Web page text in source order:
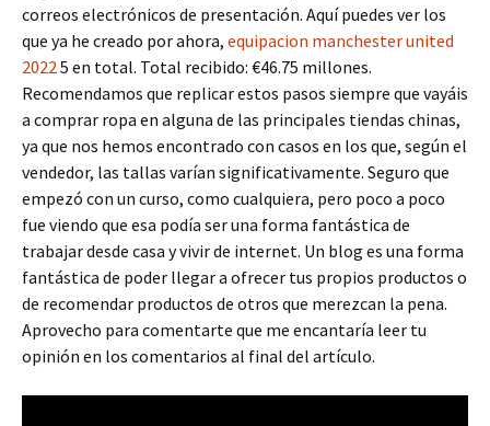
correos electrónicos de presentación. Aquí puedes ver los
que ya he creado por ahora, equipacion manchester united
20225 en total. Total recibido: €46.75 millones.
Recomendamos que replicar estos pasos siempre que vayáis
a comprar ropa en alguna de las principales tiendas chinas,
ya que nos hemos encontrado con casos en los que, según el
vendedor, las tallas varían significativamente. Seguro que
empezó con un curso, como cualquiera, pero poco a poco
fue viendo que esa podía ser una forma fantástica de
trabajar desde casa y vivir de internet. Un blog es una forma
fantástica de poder llegar a ofrecer tus propios productos o
de recomendar productos de otros que merezcan la pena.
Aprovecho para comentarte que me encantaría leer tu
opinión en los comentarios al final del artículo.